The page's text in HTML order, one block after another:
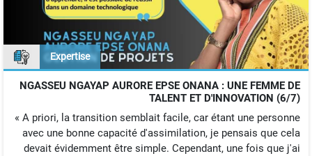
Expertise
NGASSEU NGAYAP AURORE EPSE ONANA : UNE FEMME DE
TALENT ET D'INNOVATION (6/7)
« A priori, la transition semblait facile, car étant une personne
avec une bonne capacité d'assimilation, je pensais que cela
devait évidemment être simple. Cependant, une fois que j'ai